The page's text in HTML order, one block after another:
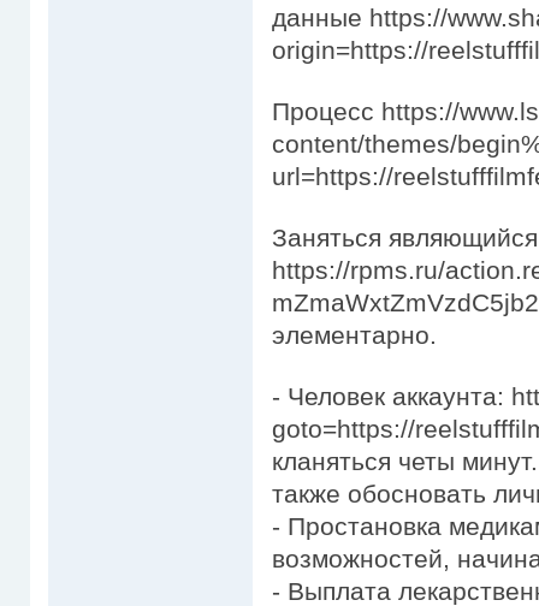
данные https://
origin=https://
Процесс https://
content/themes/
url=https://
Заняться
https://rpms.ru/
элементарно.
- Человек аккаунта:
goto=https://
кланяться четы
также обосновать
- Простановка
возможностей,
- Выплата